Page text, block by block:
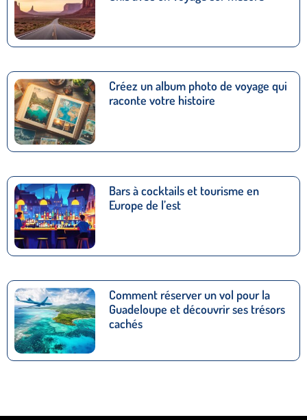
Créez un album photo de voyage qui
raconte votre histoire
Bars à cocktails et tourisme en
Europe de l’est
Comment réserver un vol pour la
Guadeloupe et découvrir ses trésors
cachés